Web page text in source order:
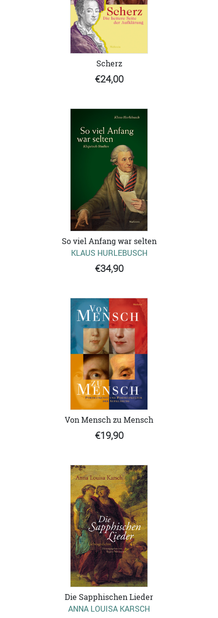
Scherz
€24,00
So viel Anfang war selten
KLAUS HURLEBUSCH
€34,90
Von Mensch zu Mensch
€19,90
Die Sapphischen Lieder
ANNA LOUISA KARSCH